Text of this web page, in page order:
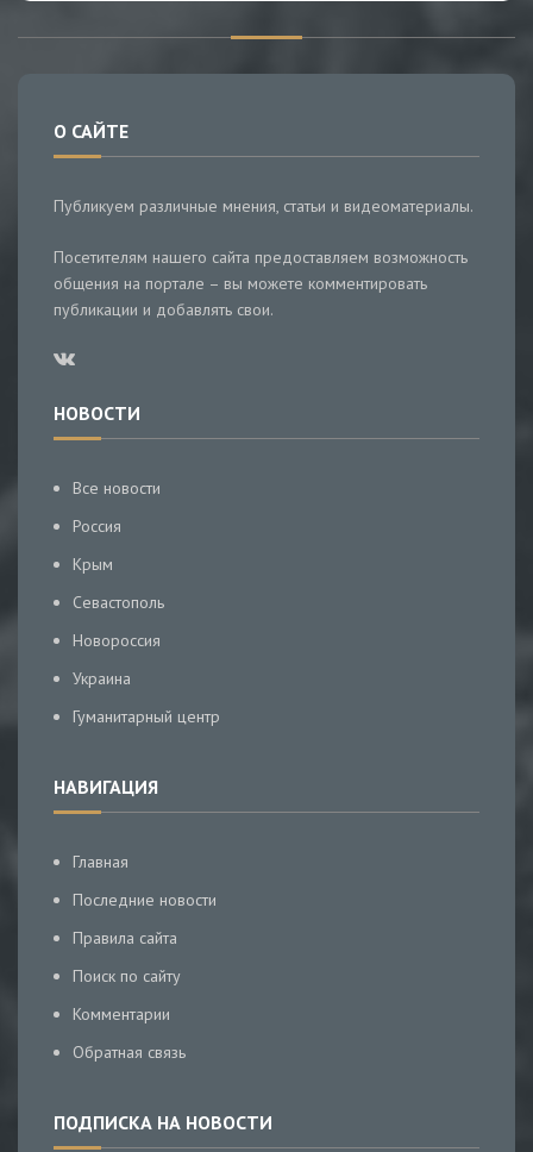
О САЙТЕ
Публикуем различные мнения, статьи и видеоматериалы.
Посетителям нашего сайта предоставляем возможность
общения на портале – вы можете комментировать
публикации и добавлять свои.
НОВОСТИ
Все новости
Россия
Крым
Севастополь
Новороссия
Украина
Гуманитарный центр
НАВИГАЦИЯ
Главная
Последние новости
Правила сайта
Поиск по сайту
Комментарии
Обратная связь
ПОДПИСКА НА НОВОСТИ